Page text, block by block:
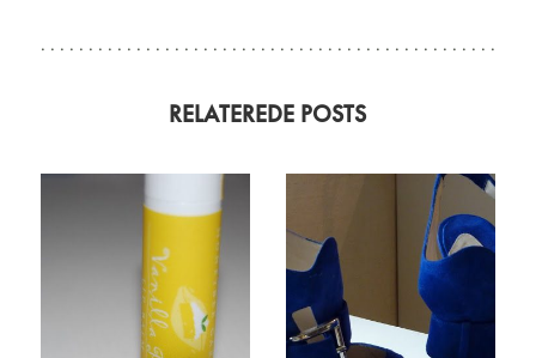
RELATEREDE POSTS